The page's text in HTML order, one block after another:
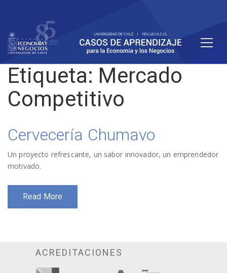
Etiqueta: Mercado
Competitivo
Cervecería Chumavo
Un proyecto refrescante, un sabor innovador, un emprendedor
motivado.
Read More
ACREDITACIONES